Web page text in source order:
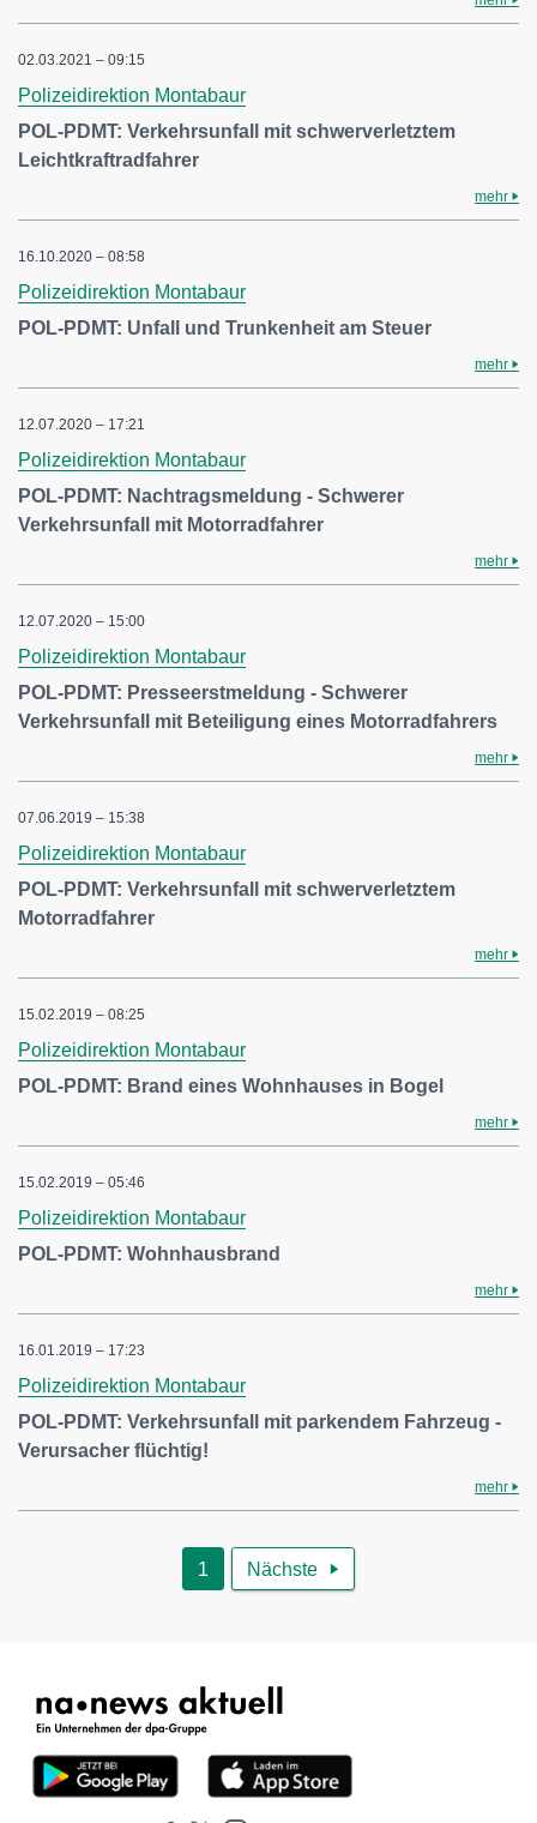
02.03.2021 – 09:15
Polizeidirektion Montabaur
POL-PDMT: Verkehrsunfall mit schwerverletztem
Leichtkraftradfahrer
mehr
16.10.2020 – 08:58
Polizeidirektion Montabaur
POL-PDMT: Unfall und Trunkenheit am Steuer
mehr
12.07.2020 – 17:21
Polizeidirektion Montabaur
POL-PDMT: Nachtragsmeldung - Schwerer
Verkehrsunfall mit Motorradfahrer
mehr
12.07.2020 – 15:00
Polizeidirektion Montabaur
POL-PDMT: Presseerstmeldung - Schwerer
Verkehrsunfall mit Beteiligung eines Motorradfahrers
mehr
07.06.2019 – 15:38
Polizeidirektion Montabaur
POL-PDMT: Verkehrsunfall mit schwerverletztem
Motorradfahrer
mehr
15.02.2019 – 08:25
Polizeidirektion Montabaur
POL-PDMT: Brand eines Wohnhauses in Bogel
mehr
15.02.2019 – 05:46
Polizeidirektion Montabaur
POL-PDMT: Wohnhausbrand
mehr
16.01.2019 – 17:23
Polizeidirektion Montabaur
POL-PDMT: Verkehrsunfall mit parkendem Fahrzeug -
Verursacher flüchtig!
mehr
1 Nächste 